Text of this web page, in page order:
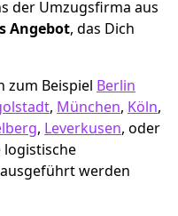
der Umzugsfirma aus
Angebot, das Dich
zum Beispiel Berlin
, München, Köln,
, Leverkusen, oder
logistische
werden